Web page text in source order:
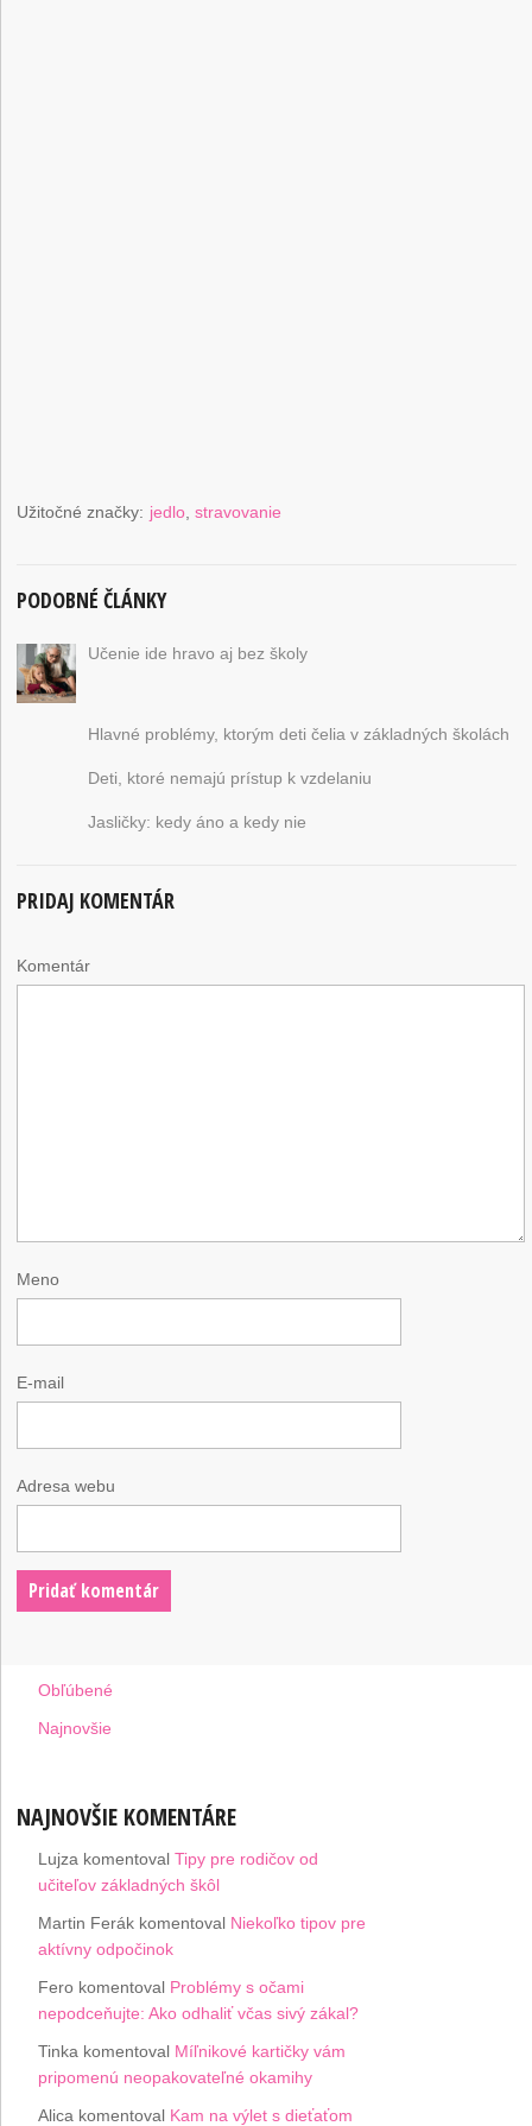
Užitočné značky: jedlo ,stravovanie
PODOBNÉ ČLÁNKY
Učenie ide hravo aj bez školy
Hlavné problémy, ktorým deti čelia v základných školách
Deti, ktoré nemajú prístup k vzdelaniu
Jasličky: kedy áno a kedy nie
PRIDAJ KOMENTÁR
Komentár
Meno
E-mail
Adresa webu
Obľúbené
Najnovšie
NAJNOVŠIE KOMENTÁRE
Lujza komentovalTipy pre rodičov od
učiteľov základných škôl
Martin Ferák komentoval Niekoľko tipov pre
aktívny odpočinok
Fero komentoval Problémy s očami
nepodceňujte: Ako odhaliť včas sivý zákal?
Tinka komentoval Míľnikové kartičky vám
pripomenú neopakovateľné okamihy
Alica komentoval Kam na výlet s dieťaťom